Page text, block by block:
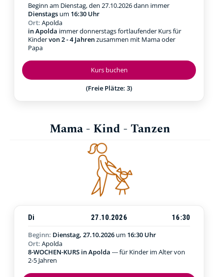
Kurs buchen
(Freie Plätze: 3)
Beginn am Dienstag, den 27.10.2026dann immer
Dienstags um 16:30 Uhr
Ort: Apolda
in Apolda immer donnerstags fortlaufender Kurs für
Kindervon 2 - 4 Jahrenzusammen mit Mama oder
Papa
Mama - Kind - Tanzen
Di 27.10.2026
16:30
Beginn: Dienstag, 27.10.2026 um 16:30 Uhr
Ort: Apolda
8-WOCHEN-KURS in Apolda --- für Kinder im Alter von
2-5 Jahren